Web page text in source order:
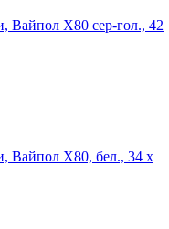
Вайпол Х80 сер-гол., 42
Вайпол Х80, бел., 34 x